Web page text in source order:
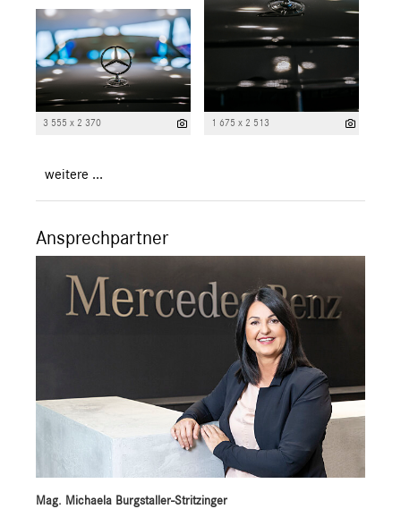
3 555 x 2 370 1 675 x 2 513
weitere ...
Ansprechpartner
Mag. Michaela Burgstaller-Stritzinger